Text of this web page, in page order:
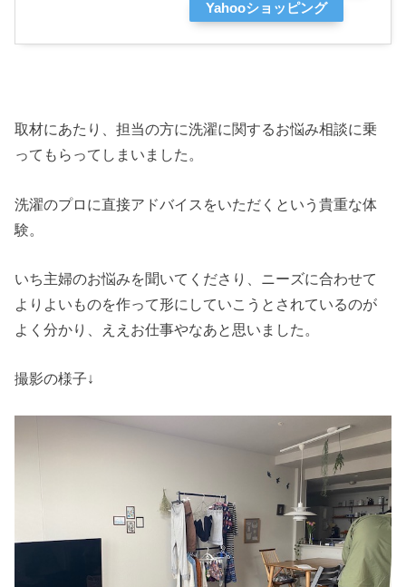
Yahooショッピング
取材にあたり、担当の方に洗濯に関するお悩み相談に乗
ってもらってしまいました。
洗濯のプロに直接アドバイスをいただくという貴重な体
験。
いち主婦のお悩みを聞いてくださり、ニーズに合わせて
よりよいものを作って形にしていこうとされているのが
よく分かり、ええお仕事やなあと思いました。
撮影の様子↓